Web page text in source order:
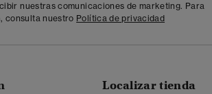
nuestras comunicaciones de marketing. Para
consulta nuestro Política de privacidad
Localizar tienda